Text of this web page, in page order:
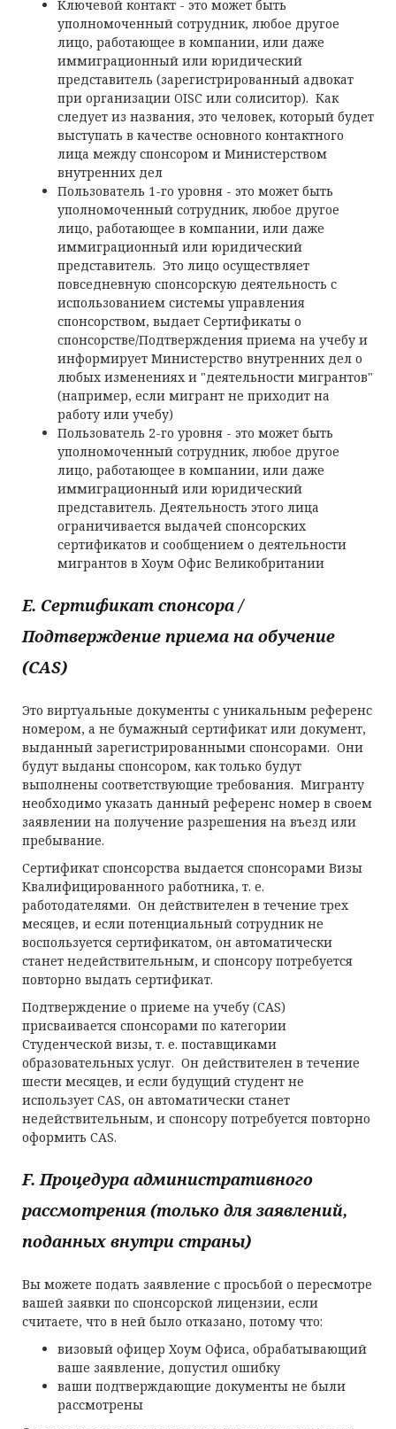
Ключевой контакт - это может быть
уполномоченный сотрудник, любое другое
лицо, работающее в компании, или даже
иммиграционный или юридический
представитель (зарегистрированный адвокат
при организации OISC или солиситор). Как
следует из названия, это человек, который будет
выступать в качестве основного контактного
лица между спонсором и Министерством
внутренних дел
Пользователь 1-го уровня - это может быть
уполномоченный сотрудник, любое другое
лицо, работающее в компании, или даже
иммиграционный или юридический
представитель. Это лицо осуществляет
повседневную спонсорскую деятельность с
использованием системы управления
спонсорством, выдает Сертификаты о
спонсорстве/Подтверждения приема на учебу и
информирует Министерство внутренних дел о
любых изменениях и "деятельности мигрантов"
(например, если мигрант не приходит на
работу или учебу)
Пользователь 2-го уровня - это может быть
уполномоченный сотрудник, любое другое
лицо, работающее в компании, или даже
иммиграционный или юридический
представитель. Деятельность этого лица
ограничивается выдачей спонсорских
сертификатов и сообщением о деятельности
мигрантов в Хоум Офис Великобритании
E. Сертификат спонсора /
Подтверждение приема на обучение
(CAS)
Это виртуальные документы с уникальным референс
номером, а не бумажный сертификат или документ,
выданный зарегистрированными спонсорами. Они
будут выданы спонсором, как только будут
выполнены соответствующие требования. Мигранту
необходимо указать данный референс номер в своем
заявлении на получение разрешения на въезд или
пребывание.
Сертификат спонсорства выдается спонсорами Визы
Квалифицированного работника, т. е.
работодателями. Он действителен в течение трех
месяцев, и если потенциальный сотрудник не
воспользуется сертификатом, он автоматически
станет недействительным, и спонсору потребуется
повторно выдать сертификат.
Подтверждение о приеме на учебу (CAS)
присваивается спонсорами по категории
Студенческой визы, т. е. поставщиками
образовательных услуг. Он действителен в течение
шести месяцев, и если будущий студент не
использует CAS, он автоматически станет
недействительным, и спонсору потребуется повторно
оформить CAS.
F. Процедура административного
рассмотрения (только для заявлений,
поданных внутри страны)
Вы можете подать заявление с просьбой о пересмотре
вашей заявки по спонсорской лицензии, если
считаете, что в ней было отказано, потому что:
визовый офицер Хоум Офиса, обрабатывающий
ваше заявление, допустил ошибку
ваши подтверждающие документы не были
рассмотрены